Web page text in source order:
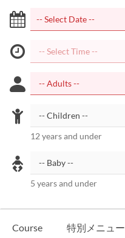
12 years and under
5 years and under
Course 特別メニュー